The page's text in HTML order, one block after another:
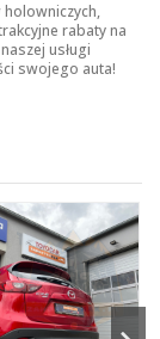
rabaty na
usługi
swojego auta!